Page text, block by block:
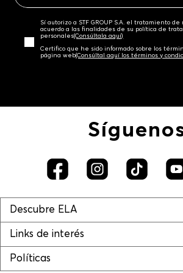
Sí autorizo a STF GROUP S.A. el tratamiento
acuerdo a las finalidades de su política de
personales‎(Consúltala aquí)
Certifico que he sido informado sobre los
página web‎(Consúltal aquí los términos y
Descubre ELA
Links de interés
Políticas